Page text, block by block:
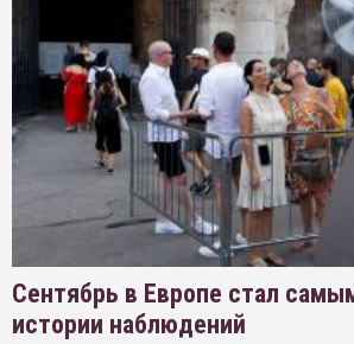
Сентябрь в Европе стал
истории наблюдений